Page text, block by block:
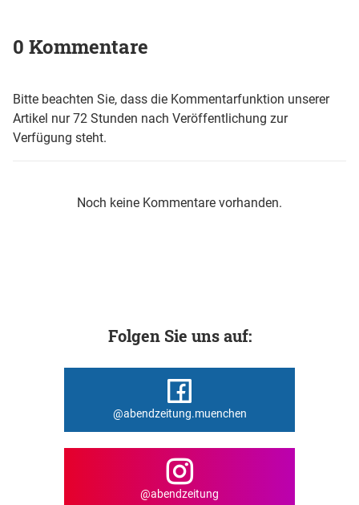
0 Kommentare
Bitte beachten Sie, dass die Kommentarfunktion unserer
Artikel nur 72 Stunden nach Veröffentlichung zur
Verfügung steht.
Noch keine Kommentare vorhanden.
Folgen Sie uns auf:
@abendzeitung.muenchen
@abendzeitung